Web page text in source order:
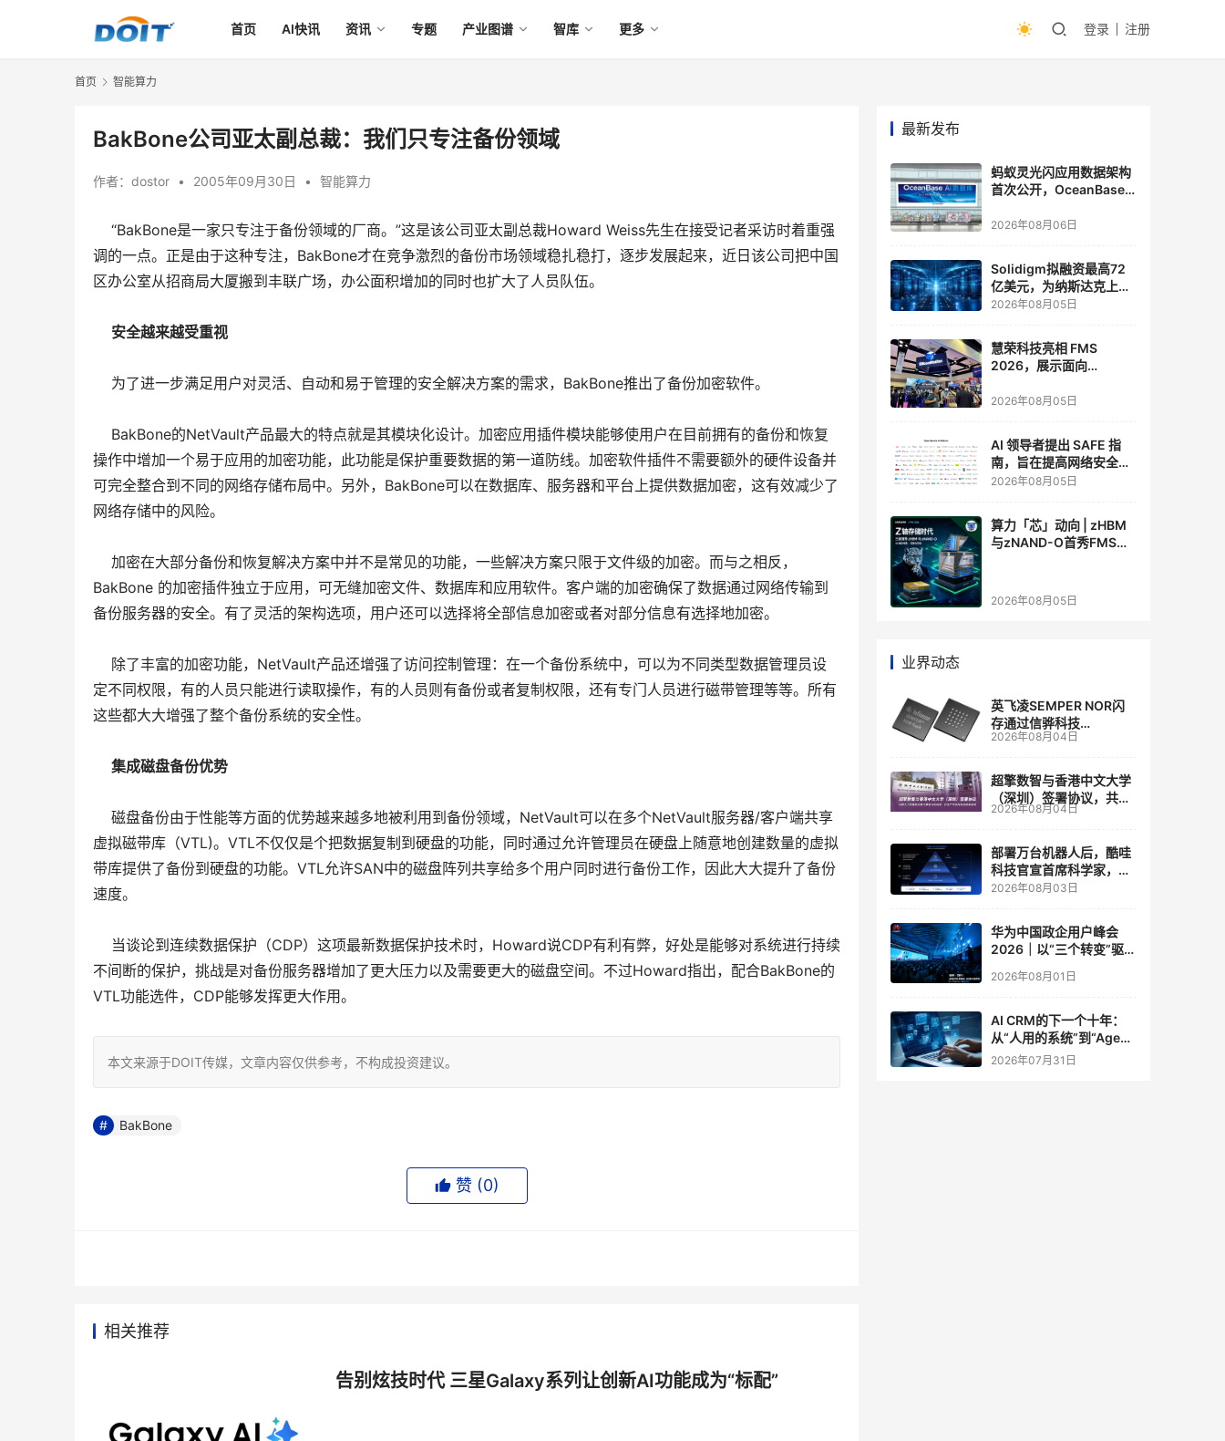
首页 AI快讯 资讯 专题 产业图谱 智库 更多 登录 注册
首页 智能算力
BakBone公司亚太副总裁：我们只专注备份领域
作者： dostor • 2005年09月30日 • 智能算力
“BakBone是一家只专注于备份领域的厂商。”这是该公司亚太副总裁Howard Weiss先生在接受记者采访时着重强
调的一点。正是由于这种专注，BakBone才在竞争激烈的备份市场领域稳扎稳打，逐步发展起来，近日该公司把中国
区办公室从招商局大厦搬到丰联广场，办公面积增加的同时也扩大了人员队伍。
安全越来越受重视
为了进一步满足用户对灵活、自动和易于管理的安全解决方案的需求，BakBone推出了备份加密软件。
BakBone的NetVault产品最大的特点就是其模块化设计。加密应用插件模块能够使用户在目前拥有的备份和恢复
操作中增加一个易于应用的加密功能，此功能是保护重要数据的第一道防线。加密软件插件不需要额外的硬件设备并
可完全整合到不同的网络存储布局中。另外，BakBone可以在数据库、服务器和平台上提供数据加密，这有效减少了
网络存储中的风险。
加密在大部分备份和恢复解决方案中并不是常见的功能，一些解决方案只限于文件级的加密。而与之相反，
BakBone 的加密插件独立于应用，可无缝加密文件、数据库和应用软件。客户端的加密确保了数据通过网络传输到
备份服务器的安全。有了灵活的架构选项，用户还可以选择将全部信息加密或者对部分信息有选择地加密。
除了丰富的加密功能，NetVault产品还增强了访问控制管理：在一个备份系统中，可以为不同类型数据管理员设
定不同权限，有的人员只能进行读取操作，有的人员则有备份或者复制权限，还有专门人员进行磁带管理等等。所有
这些都大大增强了整个备份系统的安全性。
集成磁盘备份优势
磁盘备份由于性能等方面的优势越来越多地被利用到备份领域，NetVault可以在多个NetVault服务器/客户端共享
虚拟磁带库（VTL)。VTL不仅仅是个把数据复制到硬盘的功能，同时通过允许管理员在硬盘上随意地创建数量的虚拟
带库提供了备份到硬盘的功能。VTL允许SAN中的磁盘阵列共享给多个用户同时进行备份工作，因此大大提升了备份
速度。
当谈论到连续数据保护（CDP）这项最新数据保护技术时，Howard说CDP有利有弊，好处是能够对系统进行持续
不间断的保护，挑战是对备份服务器增加了更大压力以及需要更大的磁盘空间。不过Howard指出，配合BakBone的
VTL功能选件，CDP能够发挥更大作用。
本文来源于DOIT传媒，文章内容仅供参考，不构成投资建议。
BakBone
赞 (0)
相关推荐
告别炫技时代 三星Galaxy系列让创新AI功能成为“标配”
最新发布
蚂蚁灵光闪应用数据架构
首次公开，OceanBase
2026年08月06日
Solidigm拟融资最高72
亿美元，为纳斯达克上市
做准备
2026年08月05日
慧荣科技亮相 FMS
2026，展示面向
存储方案
2026年08月05日
AI 领导者提出 SAFE 指
南，旨在提高网络安全透
明度
2026年08月05日
算力「芯」动向 | zHBM
与zNAND-O首秀FMS
个维度，z轴算盘的魅力
2026年08月05日
业界动态
英飞凌SEMPER NOR闪
存通过信骅科技
AST2700 BMC认证，全
管理
2026年08月04日
超擎数智与香港中文大学
（深圳）签署协议，共建
人工智能和边缘计算联合
2026年08月04日
部署万台机器人后，酷哇
科技官宣首席科学家，要
让世界模型交付生产力
2026年08月03日
华为中国政企用户峰会
2026｜以“三个转变”驱动
2026年08月01日
AI CRM的下一个十年：
从“人用的系统”到“Agent
调用的底座”
2026年07月31日